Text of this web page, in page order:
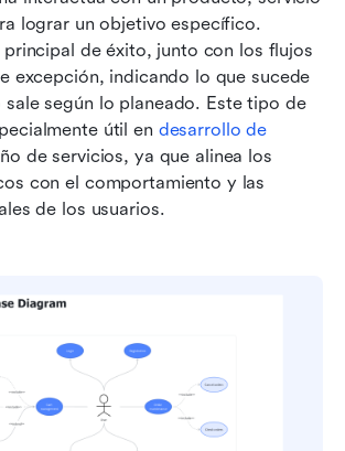
lograr un objetivo específico.
de éxito, junto con los flujos
excepción, indicando lo que sucede
según lo planeado. Este tipo de
útil en desarrollo de
de servicios, ya que alinea los
con el comportamiento y las
de los usuarios.